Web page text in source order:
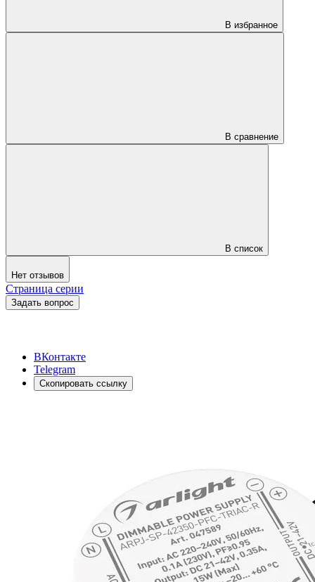
В избранное
В сравнение
В список
Нет отзывов
Страница серии
Задать вопрос
ВКонтакте
Telegram
Скопировать ссылку